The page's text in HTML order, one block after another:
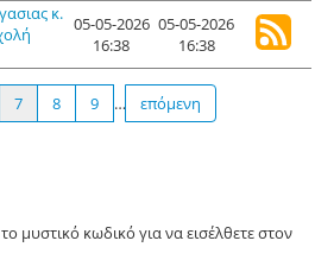
κ. 05-05-2026
16:38
05-05-2026
16:38
7 8 9 … επόμενη
μυστικό κωδικό για να εισέλθετε στον